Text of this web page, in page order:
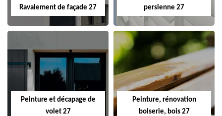
Ravalement de façade 27
persienne 27
Peinture et décapage de
volet 27
Peinture, rénovation
boiserie, bois 27